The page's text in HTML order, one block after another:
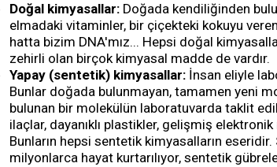
Doğal kimyasallar: Doğada kendiliğinden
elmadaki vitaminler, bir çiçekteki kokuyu
hatta bizim DNA'mız... Hepsi doğal
zehirli olan birçok kimyasal madde de vardır.
Yapay (sentetik) kimyasallar: İnsan eliyle
Bunlar doğada bulunmayan, tamamen yeni
bulunan bir molekülün laboratuvarda taklit
ilaçlar, dayanıklı plastikler, gelişmiş
Bunların hepsi sentetik kimyasalların
milyonlarca hayat kurtarılıyor, sentetik